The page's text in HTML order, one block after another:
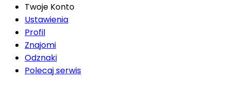
Twoje Konto
Ustawienia
Profil
Znajomi
Odznaki
Polecaj serwis